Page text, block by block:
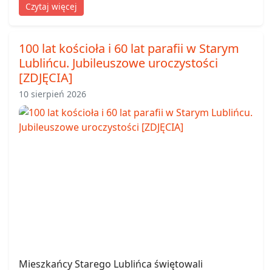
Czytaj więcej
100 lat kościoła i 60 lat parafii w Starym
Lublińcu. Jubileuszowe uroczystości
[ZDJĘCIA]
10 sierpień 2026
Mieszkańcy Starego Lublińca świętowali